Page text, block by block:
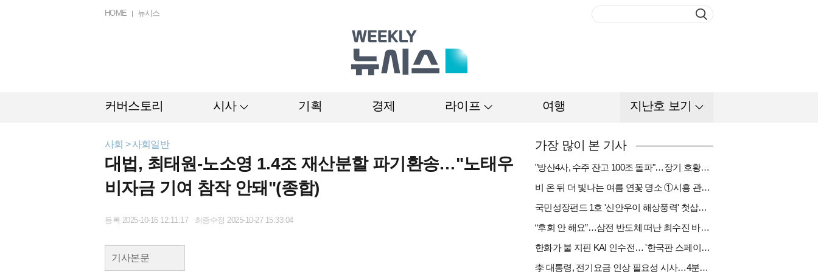
HOME 뉴시스
커버스토리 시사 기획 경제 라이프 여행 지난호 보기
사회 > 사회일반
대법, 최태원-노소영 1.4조 재산분할 파기환송…"노태우
비자금 기여 참작 안돼"(종합)
등록 2025-10-16 12:11:17 최종수정 2025-10-27 15:33:04
기사본문
가장 많이 본 기사
"방산4사, 수주 잔고 100조 돌파"…장기 호황기 들어섰다[다시 나는 K방산①]
비 온 뒤 더 빛나는 여름 연꽃 명소 ①시흥 관곡지
국민성장펀드 1호 '신안우이 해상풍력' 첫삽…바람소득 시동[하반기 에너지②]
“후회 안 해요”…삼전 반도체 떠난 최수진 바텐더의 ‘피어오름’[피플]
한화가 불 지핀 KAI 인수전… '한국판 스페이스X' 탄생 촉각[다시 나는 K방산③]
李 대통령, 전기요금 인상 필요성 시사…4분기엔 오를까